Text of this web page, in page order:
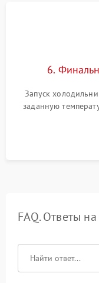
6.
Запуск
заданную
компрессора,
срабатывания
FAQ. Ответы